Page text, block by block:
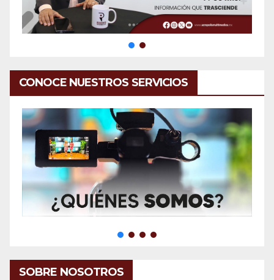
CONOCE NUESTROS SERVICIOS
SOBRE NOSOTROS